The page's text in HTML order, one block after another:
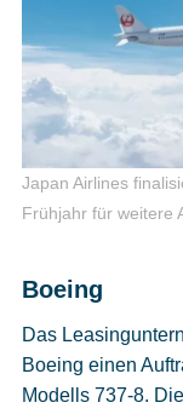
Japan Airlines
Frühjahr für weitere
Boeing
Das
Boeing einen
Modells 737-8.